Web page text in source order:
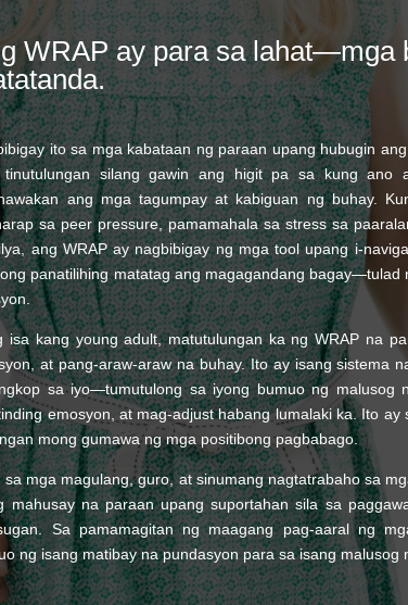
WRAP ay para sa lahat—mga
ito sa mga kabataan ng paraan upang hubugin
tinutulungan silang gawin ang higit pa sa kung ano
ang mga tagumpay at kabiguan ng buhay.
sa peer pressure, pamamahala sa stress sa
ang WRAP ay nagbibigay ng mga tool upang i-
panatilihing matatag ang magagandang bagay—tulad
isa kang young adult, matutulungan ka ng WRAP na
at pang-araw-araw na buhay. Ito ay isang sistema
sa iyo—tumutulong sa iyong bumuo ng malusog
emosyon, at mag-adjust habang lumalaki ka. Ito
mong gumawa ng mga positibong pagbabago.
sa mga magulang, guro, at sinumang nagtatrabaho sa
mahusay na paraan upang suportahan sila sa
Sa pamamagitan ng maagang pag-aaral ng
ng isang matibay na pundasyon para sa isang malusog